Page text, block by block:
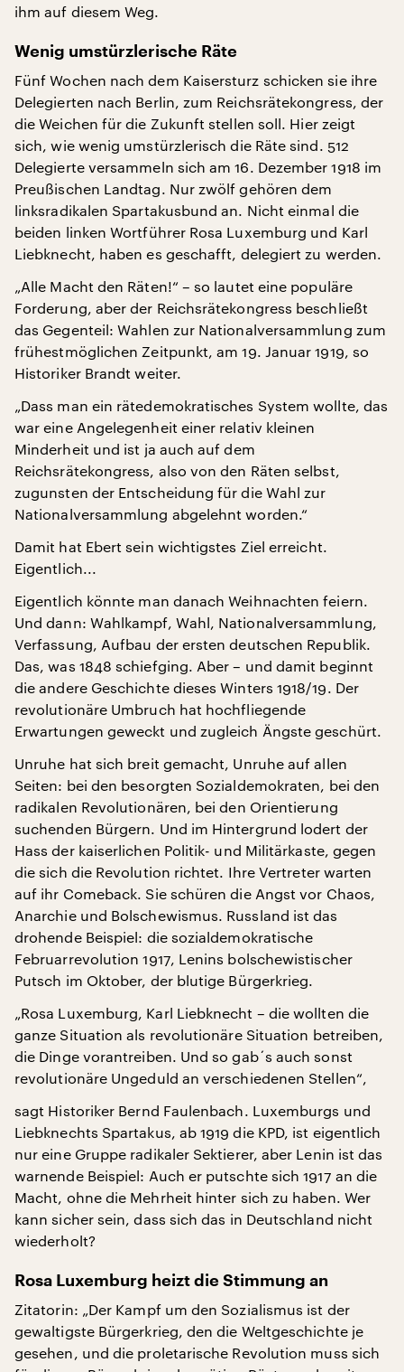
ihm auf diesem Weg.
Wenig umstürzlerische Räte
Fünf Wochen nach dem Kaisersturz schicken sie ihre
Delegierten nach Berlin, zum Reichsrätekongress, der
die Weichen für die Zukunft stellen soll. Hier zeigt
sich, wie wenig umstürzlerisch die Räte sind. 512
Delegierte versammeln sich am 16. Dezember 1918 im
Preußischen Landtag. Nur zwölf gehören dem
linksradikalen Spartakusbund an. Nicht einmal die
beiden linken Wortführer Rosa Luxemburg und Karl
Liebknecht, haben es geschafft, delegiert zu werden.
„Alle Macht den Räten!“ – so lautet eine populäre
Forderung, aber der Reichsrätekongress beschließt
das Gegenteil: Wahlen zur Nationalversammlung zum
frühestmöglichen Zeitpunkt, am 19. Januar 1919, so
Historiker Brandt weiter.
„Dass man ein rätedemokratisches System wollte, das
war eine Angelegenheit einer relativ kleinen
Minderheit und ist ja auch auf dem
Reichsrätekongress, also von den Räten selbst,
zugunsten der Entscheidung für die Wahl zur
Nationalversammlung abgelehnt worden.“
Damit hat Ebert sein wichtigstes Ziel erreicht.
Eigentlich...
Eigentlich könnte man danach Weihnachten feiern.
Und dann: Wahlkampf, Wahl, Nationalversammlung,
Verfassung, Aufbau der ersten deutschen Republik.
Das, was 1848 schiefging. Aber – und damit beginnt
die andere Geschichte dieses Winters 1918/19. Der
revolutionäre Umbruch hat hochfliegende
Erwartungen geweckt und zugleich Ängste geschürt.
Unruhe hat sich breit gemacht, Unruhe auf allen
Seiten: bei den besorgten Sozialdemokraten, bei den
radikalen Revolutionären, bei den Orientierung
suchenden Bürgern. Und im Hintergrund lodert der
Hass der kaiserlichen Politik- und Militärkaste, gegen
die sich die Revolution richtet. Ihre Vertreter warten
auf ihr Comeback. Sie schüren die Angst vor Chaos,
Anarchie und Bolschewismus. Russland ist das
drohende Beispiel: die sozialdemokratische
Februarrevolution 1917, Lenins bolschewistischer
Putsch im Oktober, der blutige Bürgerkrieg.
„Rosa Luxemburg, Karl Liebknecht – die wollten die
ganze Situation als revolutionäre Situation betreiben,
die Dinge vorantreiben. Und so gab´s auch sonst
revolutionäre Ungeduld an verschiedenen Stellen“,
sagt Historiker Bernd Faulenbach. Luxemburgs und
Liebknechts Spartakus, ab 1919 die KPD, ist eigentlich
nur eine Gruppe radikaler Sektierer, aber Lenin ist das
warnende Beispiel: Auch er putschte sich 1917 an die
Macht, ohne die Mehrheit hinter sich zu haben. Wer
kann sicher sein, dass sich das in Deutschland nicht
wiederholt?
Rosa Luxemburg heizt die Stimmung an
Zitatorin: „Der Kampf um den Sozialismus ist der
gewaltigste Bürgerkrieg, den die Weltgeschichte je
gesehen, und die proletarische Revolution muss sich